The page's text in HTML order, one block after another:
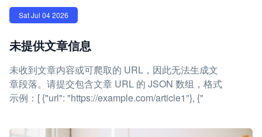
Sat Jul 04 2026
未提供文章信息
未收到文章内容或可爬取的 URL，因此无法生成文
章段落。请提交包含文章 URL 的 JSON 数组，格式
示例：[ {"url": "https://example.com/article1"}, {"